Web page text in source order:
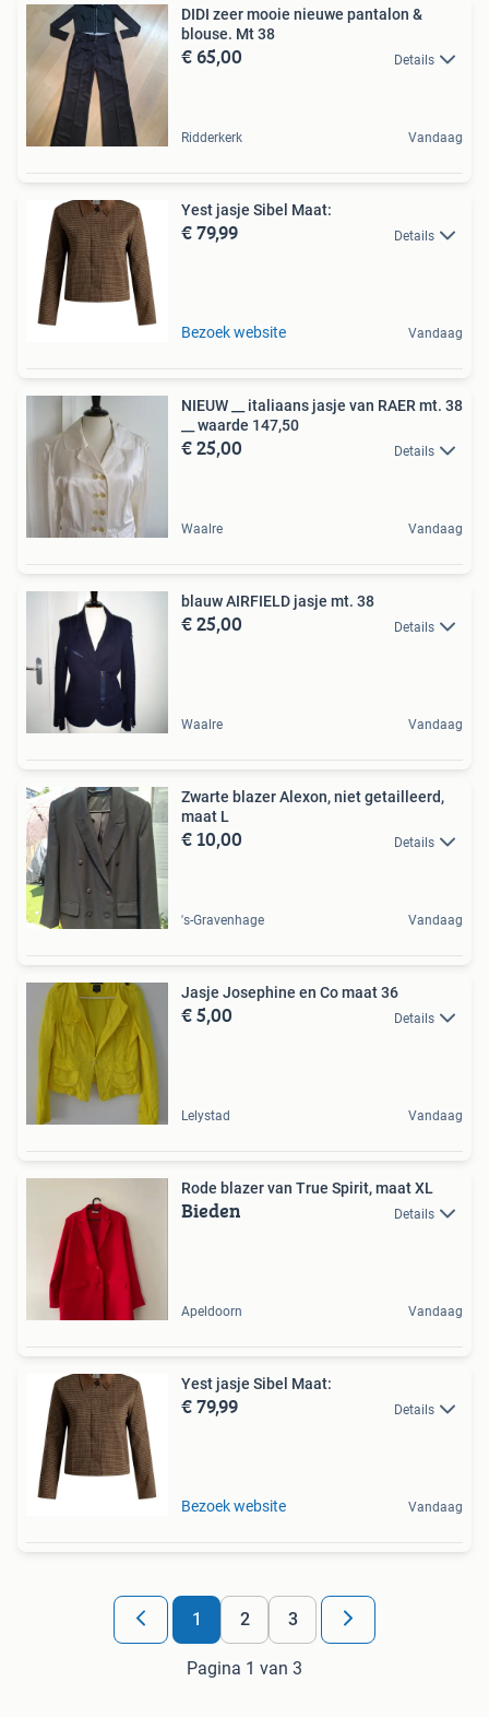
DIDI zeer mooie nieuwe pantalon &
blouse. Mt 38
€ 65,00 Details
Ridderkerk Vandaag
Yest jasje Sibel Maat:
€ 79,99 Details
Bezoek website Vandaag
NIEUW __ italiaans jasje van RAER mt. 38
__ waarde 147,50
€ 25,00 Details
Waalre Vandaag
blauw AIRFIELD jasje mt. 38
€ 25,00 Details
Waalre Vandaag
Zwarte blazer Alexon, niet getailleerd,
maat L
€ 10,00 Details
's-Gravenhage Vandaag
Jasje Josephine en Co maat 36
€ 5,00 Details
Lelystad Vandaag
Rode blazer van True Spirit, maat XL
Bieden Details
Apeldoorn Vandaag
Yest jasje Sibel Maat:
€ 79,99 Details
Bezoek website Vandaag
1 2 3
Pagina 1 van 3